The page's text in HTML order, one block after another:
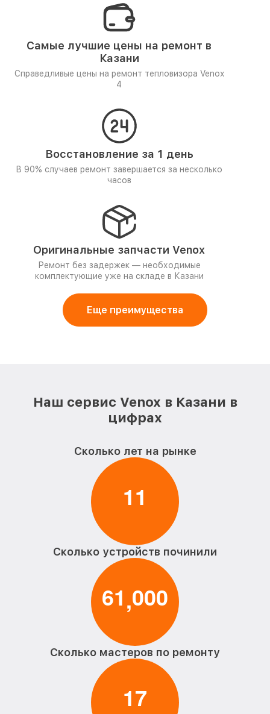
Самые лучшие цены на ремонт в
Казани
Справедливые цены на ремонт тепловизора Venox
4
Восстановление за 1 день
В 90% случаев ремонт завершается за несколько
часов
Оригинальные запчасти Venox
Ремонт без задержек — необходимые
комплектующие уже на складе в Казани
Еще преимущества
Наш сервис Venox в Казани в
цифрах
Сколько лет на рынке
11
Сколько устройств починили
61,000
Сколько мастеров по ремонту
17